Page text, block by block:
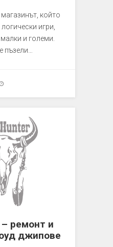
който
игри,
и големи.
пъзели…
ремонт и
джипове